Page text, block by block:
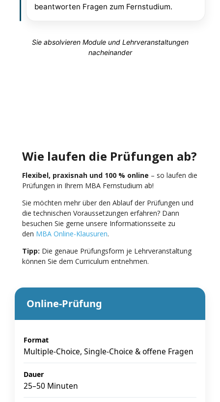
beantworten Fragen zum Fernstudium.
Sie absolvieren Module und Lehrveranstaltungen
nacheinander
Wie laufen die Prüfungen ab?
Flexibel, praxisnah und 100 % online – so laufen die
Prüfungen in Ihrem MBA Fernstudium ab!
Sie möchten mehr über den Ablauf der Prüfungen und
die technischen Voraussetzungen erfahren? Dann
besuchen Sie gerne unsere Informationsseite zu
den MBA Online-Klausuren.
Tipp: Die genaue Prüfungsform je Lehrveranstaltung
können Sie dem Curriculum entnehmen.
Online-Prüfung
Format
Multiple-Choice, Single-Choice & offene Fragen
Dauer
25–50 Minuten